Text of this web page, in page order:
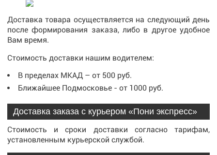
Доставка товара осуществляется на следующий день
после формирования заказа, либо в другое удобное
Вам время.
Стоимость доставки нашим водителем:
В пределах МКАД – от 500 руб.
Ближайшее Подмосковье - от 1000 руб.
Доставка заказа с курьером «Пони экспресс»
Стоимость и сроки доставки согласно тарифам,
установленным курьерской службой.